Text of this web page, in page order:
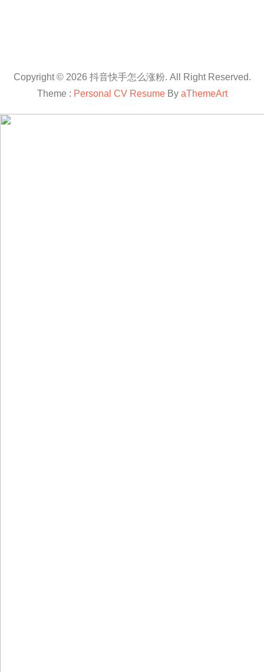
Copyright © 2026 抖音快手怎么涨粉. All Right Reserved.
Theme : Personal CV ResumeBy aThemeArt